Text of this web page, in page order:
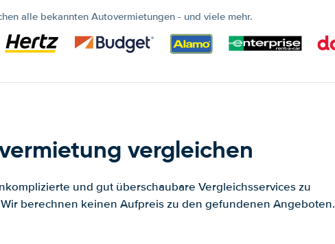
alle bekannten Autovermietungen - und viele mehr.
vergleichen
und gut überschaubare Vergleichsservices zu
berechnen keinen Aufpreis zu den gefundenen Angeboten.